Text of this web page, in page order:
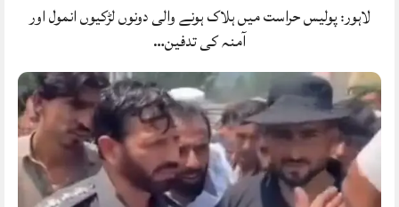
لاہور: پولیس حراست میں ہلاک ہونے والی دونوں لڑکیوں انمول اور
آمنہ کی تدفین…